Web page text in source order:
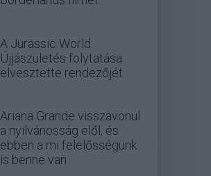
A Jurassic World:
Újjászületés folytatása
elvesztette rendezőjét
Ariana Grande visszavonul
a nyilvánosság elől, és
ebben a mi felelősségünk
is benne van